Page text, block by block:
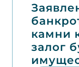
камни
залог